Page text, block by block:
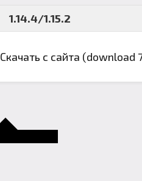
1.14.4/1.15.2
Скачать с сайта (download